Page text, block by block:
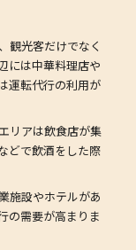
観光客だけでなく
には中華料理店や
運転代行の利用が
リアは飲食店が集
どで飲酒をした際
施設やホテルがあ
の需要が高まりま